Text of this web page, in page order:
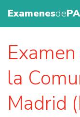
Examenesde
la
Madrid